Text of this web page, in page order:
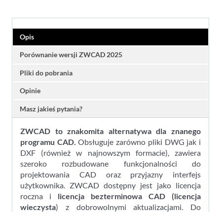
licencja
bezterminowa
promocyjnym
Opis
Porównanie wersji ZWCAD 2025
Pliki do pobrania
Opinie
Masz jakieś pytania?
ZWCAD to znakomita alternatywa dla znanego
programu CAD. Obsługuje zarówno pliki DWG jak i
DXF (również w najnowszym formacie), zawiera
szeroko rozbudowane funkcjonalności do
projektowania CAD oraz przyjazny interfejs
użytkownika. ZWCAD dostępny jest jako licencja
roczna i licencja bezterminowa CAD (licencja
wieczysta) z dobrowolnymi aktualizacjami. Do